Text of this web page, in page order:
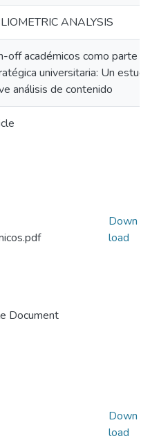
ANALYSIS
off académicos como parte
universitaria: Un
análisis de contenido
Document
Down
load
Down
load